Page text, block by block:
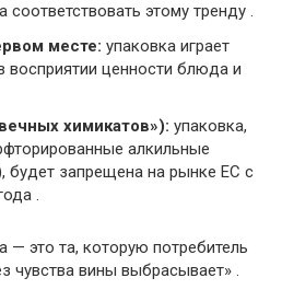
соответствовать этому тренду .
месте: упаковка играет
восприятии ценности блюда и
химикатов»): упаковка,
алкильные
будет запрещена на рынке ЕС с
.
— это та, которую потребитель
чувства вины выбрасывает» .